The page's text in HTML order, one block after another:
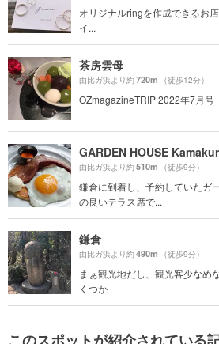
オリジナルringを作成できるお
イ...
茶房雲母
由比ガ浜より約720m （徒歩12分）
OZmagazineTRIP 2022年7月号
GARDEN HOUSE
由比ガ浜より約510m （徒歩9分）
鎌倉に到着し、予約していたガ
の良いテラス席で...
鎌倉
由比ガ浜より約490m （徒歩9分）
まぁ観光地だし、観光客少なめ
くつか